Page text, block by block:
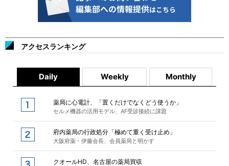
アクセスランキング
Daily Weekly Monthly
薬局に心電計、「置くだけでなくどう使うか」
セルメ機器の活用モデル、AF受診接続に課題
府内薬局の行政処分「極めて重く受け止め」
大阪府薬・伊藤会長、会員薬局と明かす
クオールHD、名古屋の薬局買収